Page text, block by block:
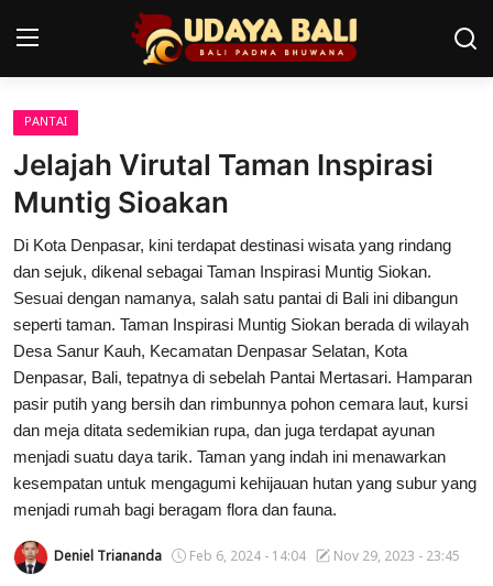
Home
Pura
Desa Adat
Tradisi
Kearifan lokal
Alam Bali
Seni
Kisah
PANTAI
Jelajah Virutal Taman Inspirasi
Muntig Sioakan
Di Kota Denpasar, kini terdapat destinasi wisata yang rindang
dan sejuk, dikenal sebagai Taman Inspirasi Muntig Siokan.
Sesuai dengan namanya, salah satu pantai di Bali ini dibangun
seperti taman. Taman Inspirasi Muntig Siokan berada di wilayah
Desa Sanur Kauh, Kecamatan Denpasar Selatan, Kota
Denpasar, Bali, tepatnya di sebelah Pantai Mertasari. Hamparan
pasir putih yang bersih dan rimbunnya pohon cemara laut, kursi
dan meja ditata sedemikian rupa, dan juga terdapat ayunan
menjadi suatu daya tarik. Taman yang indah ini menawarkan
kesempatan untuk mengagumi kehijauan hutan yang subur yang
menjadi rumah bagi beragam flora dan fauna.
Deniel Triananda Feb 6, 2024 - 14:04 Nov 29, 2023 - 23:45